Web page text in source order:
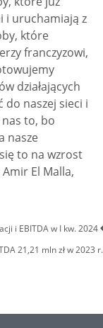
i uruchamiają z
które
franczyzowi,
działających
do naszej sieci i
nas to, bo
nasze
to na wzrost
El Malla,
i EBITDA w I kw. 2024
21,21 mln zł w 2023